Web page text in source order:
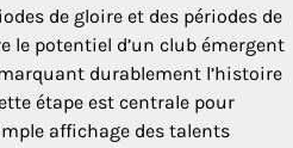
de gloire et des périodes de
le potentiel d’un club émergent
durablement l’histoire
étape est centrale pour
affichage des talents